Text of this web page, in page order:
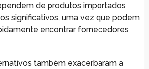
de produtos importados
significativos, uma vez que podem
encontrar fornecedores
também exacerbaram a